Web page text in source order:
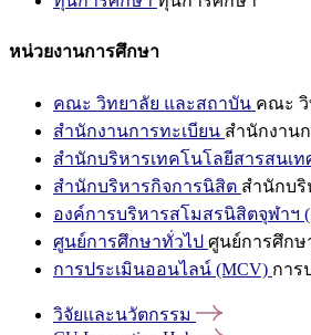
หน่วยงานการศึกษา
คณะ วิทยาลัย และสถาบัน คณะ วิ
สำนักงานการทะเบียน สำนักงาน
สำนักบริหารเทคโนโลยีสารสนเท
สำนักบริหารกิจการนิสิต สำนักบ
องค์การบริหารสโมสรนิสิตจุฬาฯ
ศูนย์การศึกษาทั่วไป ศูนย์การศึกษ
การประเมินออนไลน์ (MCV) การ
วิจัยและนวัตกรรม